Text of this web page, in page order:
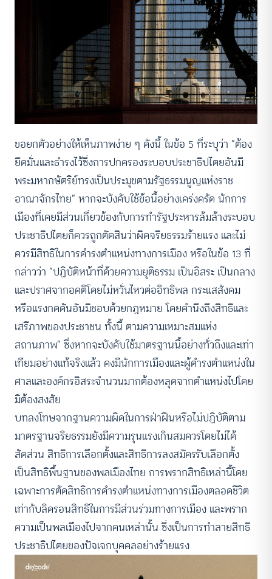
ขอยกตัวอย่างให้เห็นภาพง่าย ๆ ดังนี้ ในข้อ 5 ที่ระบุว่า “ต้อง
ยึดมั่นและธำรงไว้ซึ่งการปกครองระบอบประชาธิปไตยอันมี
พระมหากษัตริย์ทรงเป็นประมุขตามรัฐธรรมนูญแห่งราช
อาณาจักรไทย” หากจะบังคับใช้ข้อนี้อย่างเคร่งครัด นักการ
เมืองที่เคยมีส่วนเกี่ยวข้องกับการทำรัฐประหารล้มล้างระบอบ
ประชาธิปไตยก็ควรถูกตัดสินว่าผิดจริยธรรมร้ายแรง และไม่
ควรมีสิทธิในการดำรงตำแหน่งทางการเมือง หรือในข้อ 13 ที่
กล่าวว่า “ปฏิบัติหน้าที่ด้วยความยุติธรรม เป็นอิสระ เป็นกลาง
และปราศจากอคติโดยไม่หวั่นไหวต่ออิทธิพล กระแสสังคม
หรือแรงกดดันอันมิชอบด้วยกฎหมาย โดยคำนึงถึงสิทธิและ
เสรีภาพของประชาชน ทั้งนี้ ตามความเหมาะสมแห่ง
สถานภาพ” ซึ่งหากจะบังคับใช้มาตรฐานนี้อย่างทั่วถึงและเท่า
เทียมอย่างแท้จริงแล้ว คงมีนักการเมืองและผู้ดำรงตำแหน่งใน
ศาลและองค์กรอิสระจำนวนมากต้องหลุดจากตำแหน่งไปโดย
มิต้องสงสัย
บทลงโทษจากฐานความผิดในการฝ่าฝืนหรือไม่ปฏิบัติตาม
มาตรฐานจริยธรรมยังมีความรุนแรงเกินสมควรโดยไม่ได้
สัดส่วน สิทธิการเลือกตั้งและสิทธิการลงสมัครรับเลือกตั้ง
เป็นสิทธิพื้นฐานของพลเมืองไทย การพรากสิทธิเหล่านี้โดย
เฉพาะการตัดสิทธิการดำรงตำแหน่งทางการเมืองตลอดชีวิต
เท่ากับลิดรอนสิทธิในการมีส่วนร่วมทางการเมือง และพราก
ความเป็นพลเมืองไปจากคนเหล่านั้น ซึ่งเป็นการทำลายสิทธิ
ประชาธิปไตยของปัจเจกบุคคลอย่างร้ายแรง